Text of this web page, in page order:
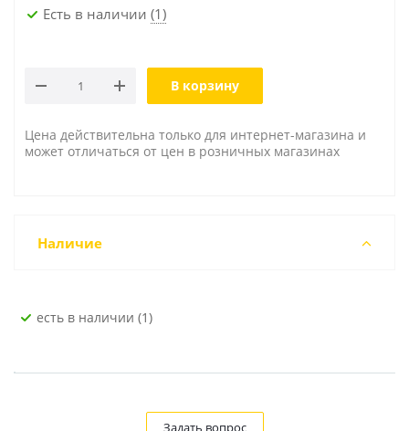
Есть в наличии (1)
В корзину
Цена действительна только для интернет-магазина и
может отличаться от цен в розничных магазинах
Наличие
Есть в наличии (1)
Задать вопрос